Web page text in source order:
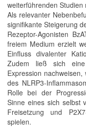
weiterführenden
Als relevanter
signifikante Steigerung
Rezeptor-Agonisten
freiem Medium erzielt
Einfluss divalenter
Zudem ließ sich eine
Expression
des NLRP3-
Rolle bei der
Sinne eines sich selbst
Freisetzung und
spielen.